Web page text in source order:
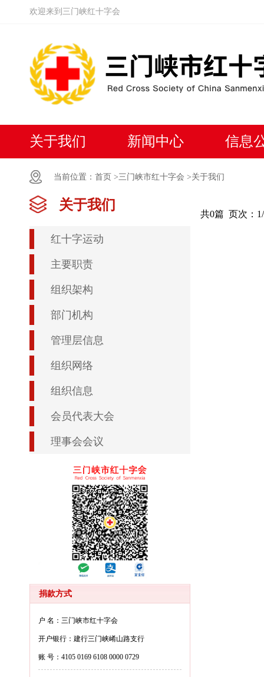
欢迎来到三门峡红十字会
关于我们 新闻中心 信息
当前位置： 首页 >三门峡市红十字会 >关于我们
关于我们
红十字运动
主要职责
组织架构
部门机构
管理层信息
组织网络
组织信息
会员代表大会
理事会会议
捐款方式
户 名：三门峡市红十字会
开户银行：建行三门峡崤山路支行
账 号：4105 0169 6108 0000 0729
共0篇 页次：